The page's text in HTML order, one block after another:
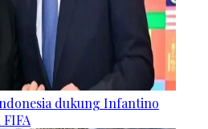
dukung Infantino